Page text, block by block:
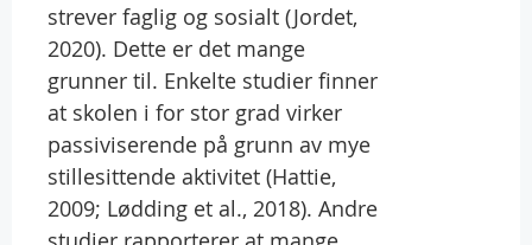
strever faglig og sosialt (Jordet,
2020). Dette er det mange
grunner til. Enkelte studier finner
at skolen i for stor grad virker
passiviserende på grunn av mye
stillesittende aktivitet (Hattie,
2009; Lødding et al., 2018). Andre